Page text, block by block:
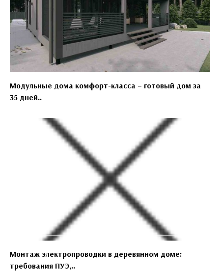
Модульные дома комфорт-класса – готовый дом за
35 дней..
Монтаж электропроводки в деревянном доме:
требования ПУЭ,..